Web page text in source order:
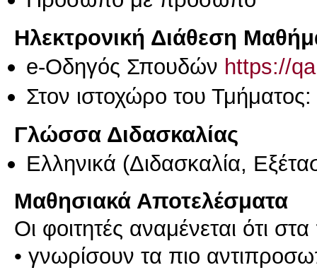
Ηλεκτρονική Διάθεση
e-Οδηγός Σπουδών https://
Στον ιστοχώρο του Τμήματος:
Γλώσσα Διδασκαλίας
Ελληνικά (Διδασκαλία,
Μαθησιακά Αποτελέσματα
Οι φοιτητές αναμένεται ότι
• γνωρίσουν τα πιο